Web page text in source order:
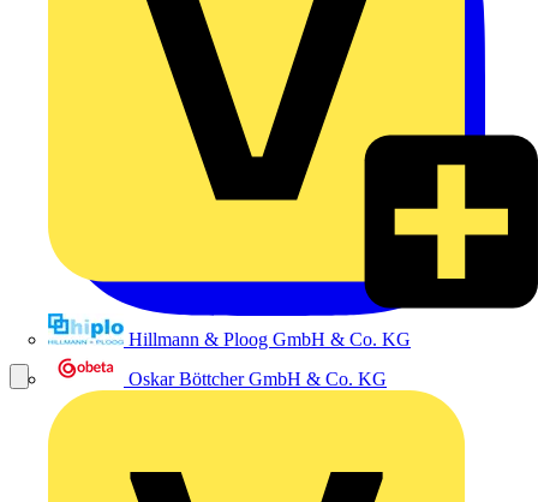
Hillmann & Ploog GmbH & Co. KG
Oskar Böttcher GmbH & Co. KG